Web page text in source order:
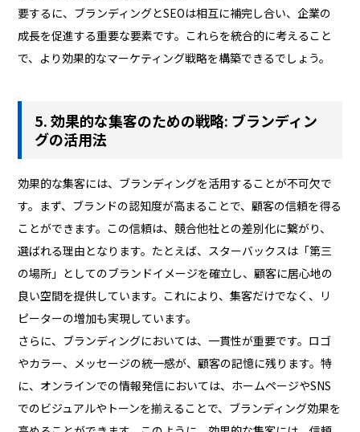
要するに、ブランディングとSEOは相互に補完し合い、企業の
成長を促進する重要な要素です。これらを統合的に考えること
で、より効果的なマーケティング戦略を構築できるでしょう。
5. 効果的な集客のための戦略: ブランディン
グの活用法
効果的な集客には、ブランディングを活用することが不可欠で
す。まず、ブランドの認知度が高まることで、顧客の信頼を得る
ことができます。この信頼は、競合他社との差別化に繋がり、
選ばれる理由となります。たとえば、スターバックスは「第三
の場所」としてのブランドイメージを確立し、顧客に居心地の
良い空間を提供しています。これにより、集客だけでなく、リ
ピーターの増加も実現しています。
さらに、ブランディングにおいては、一貫性が重要です。ロゴ
やカラー、メッセージの統一感が、顧客の記憶に残ります。特
に、オンラインでの情報発信においては、ホームページやSNS
でのビジュアルやトーンを揃えることで、ブランディング効果を